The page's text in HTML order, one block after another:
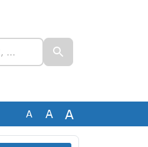
A A A